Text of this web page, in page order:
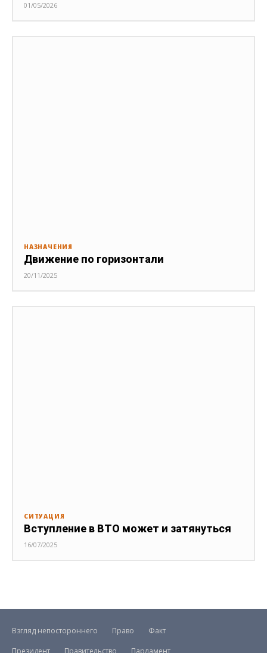
01/05/2026
НАЗНАЧЕНИЯ
Движение по горизонтали
20/11/2025
СИТУАЦИЯ
Вступление в ВТО может и затянуться
16/07/2025
Взгляд непостороннего Право
Факт
Президент
Правительство Парламент